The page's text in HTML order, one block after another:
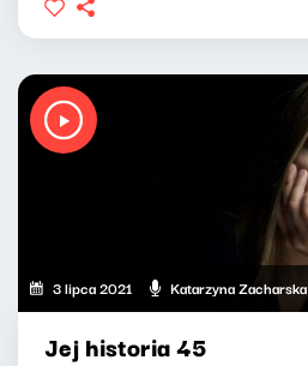
3 lipca 2021 Katarzyna Zacharska
Jej historia 45